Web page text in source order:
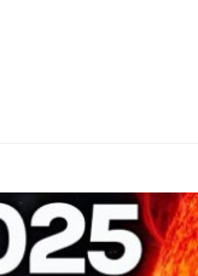
EZ A MOTOR!